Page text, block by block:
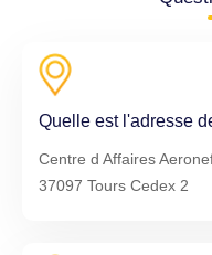
Quelle est l'adresse
Centre d Affaires
37097 Tours Cedex 2